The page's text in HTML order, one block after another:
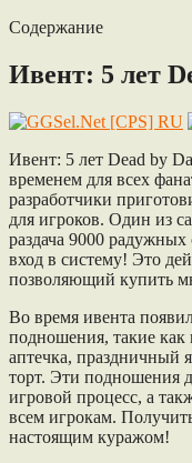
Содержание
Ивент: 5 лет
Ивент: 5 лет Dead by
временем для всех
разработчики
для игроков. Один из
раздача 9000 радужных
вход в систему! Это
позволяющий купить
Во время ивента
подношения, такие
аптечка, праздничный
торт. Эти подношения
игровой процесс, а
всем игрокам.
настоящим куражом!